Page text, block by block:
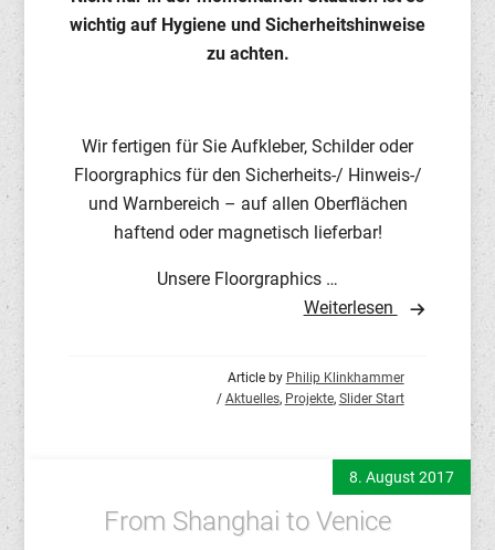
wichtig auf Hygiene und Sicherheitshinweise
zu achten.
Wir fertigen für Sie Aufkleber, Schilder oder
Floorgraphics für den Sicherheits-/ Hinweis-/
und Warnbereich – auf allen Oberflächen
haftend oder magnetisch lieferbar!
Unsere Floorgraphics …
Weiterlesen
Article by Philip Klinkhammer
/ Aktuelles, Projekte, Slider Start
8. August 2017
From Shanghai to Venice